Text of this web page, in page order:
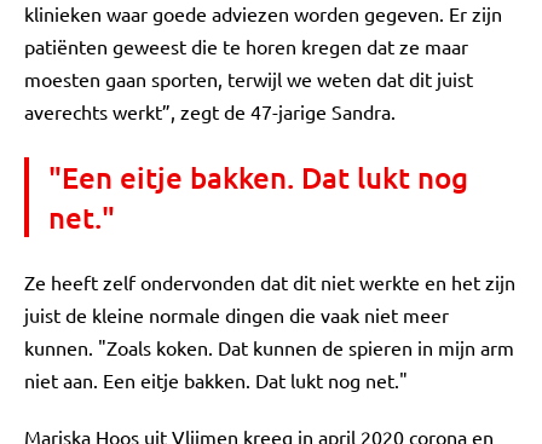
klinieken waar goede adviezen worden gegeven. Er zijn
patiënten geweest die te horen kregen dat ze maar
moesten gaan sporten, terwijl we weten dat dit juist
averechts werkt”, zegt de 47-jarige Sandra.
"Een eitje bakken. Dat lukt nog
net."
Ze heeft zelf ondervonden dat dit niet werkte en het zijn
juist de kleine normale dingen die vaak niet meer
kunnen. "Zoals koken. Dat kunnen de spieren in mijn arm
niet aan. Een eitje bakken. Dat lukt nog net."
Mariska Hoos uit Vlijmen kreeg in april 2020 corona en